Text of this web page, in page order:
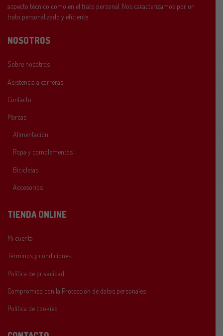
aspecto técnico como en el trato personal. Nos caracterizamos por un
trato personalizado y eficiente
NOSOTROS
Sobre nosotros
Asistencia a carreras
Contacto
Marcas
Alimentación
Ropa y complementos
Bicicletas
Accesorios
TIENDA ONLINE
Mi cuenta
Términos y condiciones
Política de privacidad
Compromiso con la Protección de datos personales
Política de cookies